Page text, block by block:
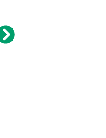
阪急千里線/山田駅 徒歩8